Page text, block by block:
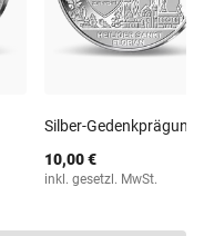
Silber-Gedenkprägung
10,00 €
inkl. gesetzl. MwSt.